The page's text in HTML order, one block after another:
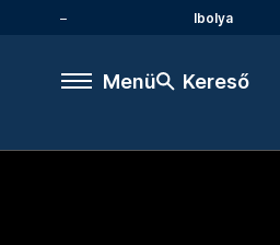
Ibolya
Menü Kereső